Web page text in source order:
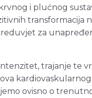
i plućnog
transformacija
za
trajanje te
ovisno o